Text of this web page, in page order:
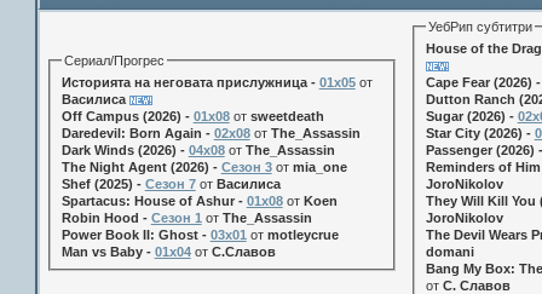
Сериал/Прогрес
Историята на неговата прислужница - 01х05от
Василиса
Off Campus (2026) - 01x08от sweetdeath
Daredevil: Born Again - 02x08от The_Assassin
Dark Winds (2026) - 04x08от The_Assassin
The Night Agent (2026) - Сезон 3от mia_one
Shef (2025) - Сезон 7от Василиса
Spartacus: House of Ashur - 01x08от Koen
Robin Hood - Сезон 1 от The_Assassin
Power Book II: Ghost - 03x01 от motleycrue
Man vs Baby - 01x04от С.Славов
УебРип субтитри
House of the
Cape Fear (2026)
Dutton Ranch
Sugar (2026) -
Star City (2026) -
Passenger (2026)
Reminders of
JoroNikolov
They Will Kill You
JoroNikolov
The Devil Wears
domani
Bang My Box:
от С. Славов